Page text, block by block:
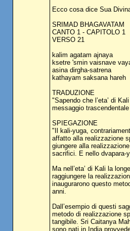
Ecco cosa dice Sua
SRIMAD BHAGAVATAM
CANTO 1 - CAPITOLO 1
VERSO 21
kalim agatam ajnaya
ksetre 'smin vaisnave
asina dirgha-satrena
kathayam saksana hareh
TRADUZIONE
"Sapendo che l’eta’ di
messaggio
SPIEGAZIONE
"Il kali-yuga,
affatto alla realizzazione
giungere alla
sacrifici. E nello dvapara-
Ma nell’eta’ di Kali la
raggiungere la
inaugurarono questo
anni.
Dall’esempio di questi
metodo di realizzazione
tangibile. Sri Caitanya
sono nati in India